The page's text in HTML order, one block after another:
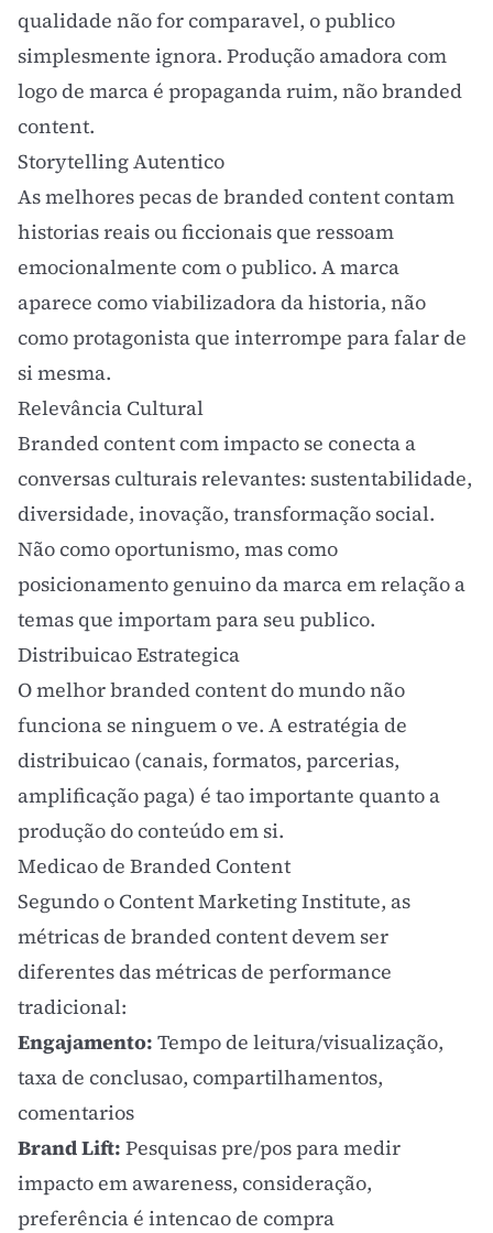
qualidade não for comparavel, o publico
simplesmente ignora. Produção amadora com
logo de marca é propaganda ruim, não branded
content.
StorytellingAutentico
As melhores pecas de branded content contam
historias reais ou ficcionais que ressoam
emocionalmente com o publico. A marca
aparece como viabilizadora da historia, não
como protagonista que interrompe para falar de
si mesma.
Relevância Cultural
Branded content com impacto se conecta a
conversas culturais relevantes: sustentabilidade,
diversidade, inovação, transformação social.
Não como oportunismo, mas como
posicionamento genuino da marca em relação a
temas que importam para seu publico.
Distribuicao Estrategica
O melhor branded content do mundo não
funciona se ninguem o ve. A estratégia de
distribuicao (canais, formatos, parcerias,
amplificação paga) é tao importante quanto a
produção do conteúdo em si.
Medicao de Branded Content
Segundo o Content Marketing Institute, as
métricas de branded content devem ser
diferentes das métricas de performance
tradicional:
Engajamento: Tempo de leitura/visualização,
taxa de conclusao, compartilhamentos,
comentarios
Brand Lift: Pesquisas pre/pos para medir
impacto em awareness, consideração,
preferência é intencao de compra